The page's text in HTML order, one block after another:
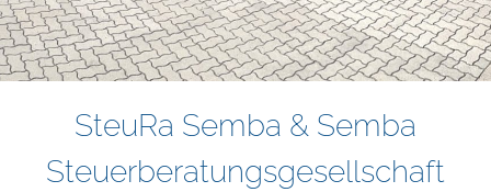
SteuRa Semba & Semba
Steuerberatungsgesellschaft